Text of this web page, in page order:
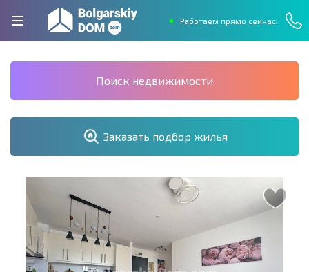
Работаем прямо сейчас!
Поиск недвижимости
Заказать подбор жилья